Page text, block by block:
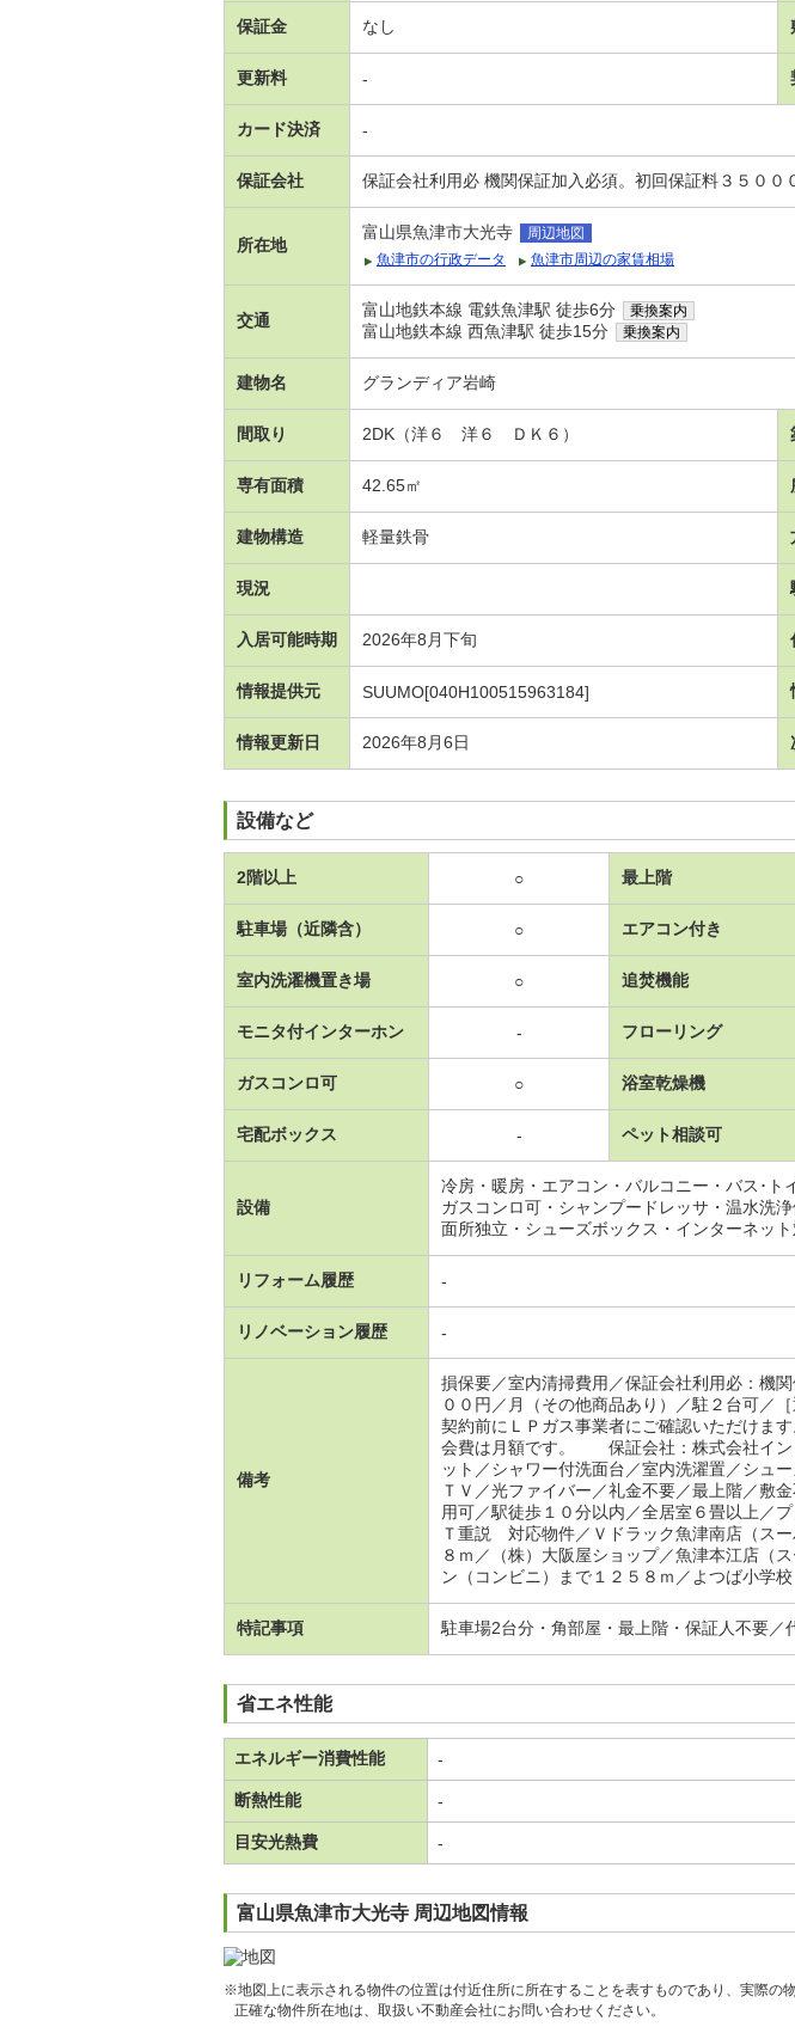
保証金 なし
更新料 -
カード決済 -
保証会社 保証会社利用必 機関保証加入必須。初回保証料３５００
所在地
富山県魚津市大光寺
周辺地図
魚津市の行政データ
魚津市周辺の家賃相場
交通
富山地鉄本線 電鉄魚津駅 徒歩6分 乗換案内
富山地鉄本線 西魚津駅 徒歩15分 乗換案内
建物名 グランディア岩崎
間取り 2DK（洋６ 洋６ ＤＫ６）
専有面積 42.65㎡
建物構造 軽量鉄骨
現況
入居可能時期 2026年8月下旬
情報提供元 SUUMO[040H100515963184]
情報更新日 2026年8月6日
設備など
2階以上 ○ 最上階
駐車場（近隣含） ○ エアコン付き
室内洗濯機置き場 ○ 追焚機能
モニタ付インターホン - フローリング
ガスコンロ可 ○ 浴室乾燥機
宅配ボックス - ペット相談可
設備
冷房・暖房・エアコン・バルコニー・バス･ト
ガスコンロ可・シャンプードレッサ・温水洗
面所独立・シューズボックス・インターネッ
リフォーム履歴 -
リノベーション履歴 -
備考
損保要／室内清掃費用／保証会社利用必：機
００円／月（その他商品あり）／駐２台可
契約前にＬＰガス事業者にご確認いただけま
会費は月額です。 保証会社：株式会社イン
ット／シャワー付洗面台／室内洗濯置／シュ
ＴＶ／光ファイバー／礼金不要／最上階／敷
用可／駅徒歩１０分以内／全居室６畳以上／
Ｔ重説 対応物件／Ｖドラック魚津南店（ス
８ｍ／（株）大阪屋ショップ／魚津本江店（
ン（コンビニ）まで１２５８ｍ／よつば小学
特記事項 駐車場2台分・角部屋・最上階・保証人不要／
省エネ性能
エネルギー消費性能 -
断熱性能 -
目安光熱費 -
富山県魚津市大光寺 周辺地図情報
※地図上に表示される物件の位置は付近住所に所在することを表すものであり、実際の
正確な物件所在地は、取扱い不動産会社にお問い合わせください。